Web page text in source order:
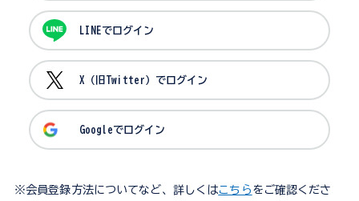
LINEでログイン
X（旧Twitter）でログイン
Googleでログイン
※会員登録方法についてなど、詳しくはこちら をご確認くださ